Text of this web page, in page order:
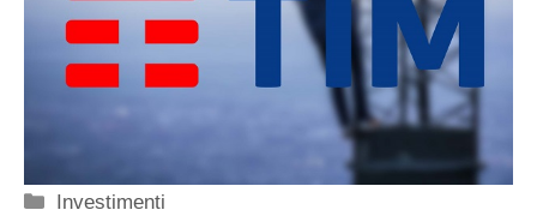
Categorie
Investimenti